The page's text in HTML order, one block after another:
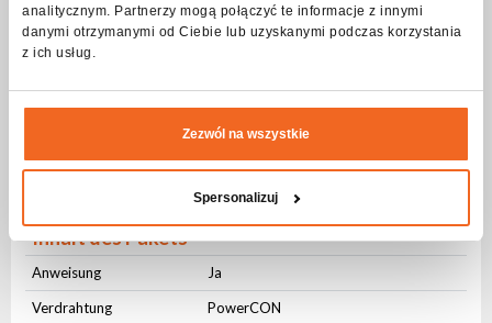
analitycznym. Partnerzy mogą połączyć te informacje z innymi
danymi otrzymanymi od Ciebie lub uzyskanymi podczas korzystania
z ich usług.
Zezwól na wszystkie
Spersonalizuj
Gehäusefarbe
Weiß
Kühlung
Inhalt des Pakets
Anweisung
Ja
Verdrahtung
PowerCON